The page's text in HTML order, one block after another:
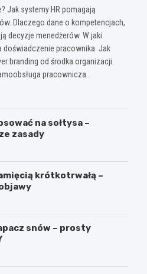
Jak systemy HR pomagają
Dlaczego dane o kompetencjach,
decyzje menedżerów. W jaki
doświadczenie pracownika. Jak
branding od środka organizacji.
pracownicza…
na sołtysa –
zasady
krótkotrwałą –
snów – prosty